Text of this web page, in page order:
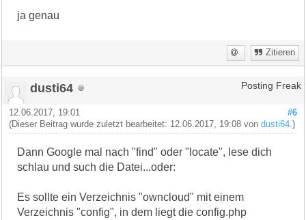
ja genau
Zitieren
dusti64 Posting Freak
#6
12.06.2017, 19:01
(Dieser Beitrag wurde zuletzt bearbeitet: 12.06.2017, 19:08 vondusti64 .)
Dann Google mal nach "find" oder "locate", lese dich
schlau und such die Datei...oder:
Es sollte ein Verzeichnis "owncloud" mit einem
Verzeichnis "config", in dem liegt die config.php